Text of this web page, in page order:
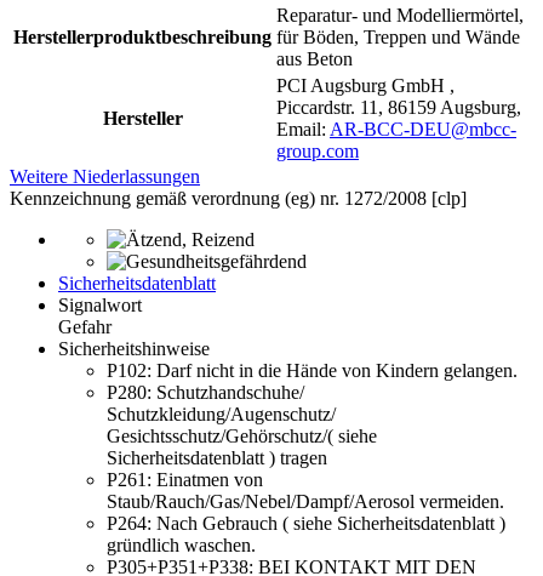
Herstellerproduktbeschreibung
Reparatur- und Modelliermörtel,
für Böden, Treppen und Wände
aus Beton
Hersteller
PCI Augsburg GmbH ,
Piccardstr. 11, 86159 Augsburg,
Email: AR-BCC-DEU@mbcc-
group.com
Weitere Niederlassungen
Kennzeichnung gemäß verordnung (eg) nr. 1272/2008 [clp]
Sicherheitsdatenblatt
Signalwort
Gefahr
Sicherheitshinweise
P102: Darf nicht in die Hände von Kindern gelangen.
P280: Schutzhandschuhe/
Schutzkleidung/Augenschutz/
Gesichtsschutz/Gehörschutz/( siehe
Sicherheitsdatenblatt ) tragen
P261: Einatmen von
Staub/Rauch/Gas/Nebel/Dampf/Aerosol vermeiden.
P264: Nach Gebrauch ( siehe Sicherheitsdatenblatt )
gründlich waschen.
P305+P351+P338: BEI KONTAKT MIT DEN